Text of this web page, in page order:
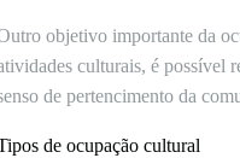
objetivo importante da
culturais, é possível
de pertencimento da
de ocupação cultural